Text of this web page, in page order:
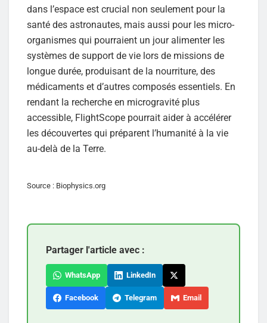
dans l’espace est crucial non seulement pour la
santé des astronautes, mais aussi pour les micro-
organismes qui pourraient un jour alimenter les
systèmes de support de vie lors de missions de
longue durée, produisant de la nourriture, des
médicaments et d’autres composés essentiels. En
rendant la recherche en microgravité plus
accessible, FlightScope pourrait aider à accélérer
les découvertes qui préparent l’humanité à la vie
au-delà de la Terre.
Source : Biophysics.org
Partager l'article avec :
WhatsApp LinkedIn
Facebook Telegram Email